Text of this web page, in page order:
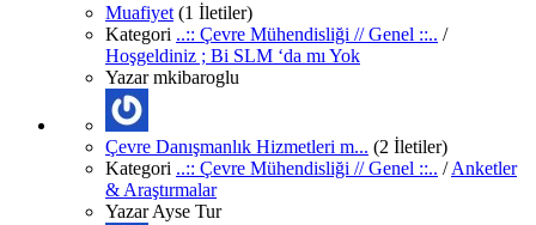
Muafiyet (1 İletiler)
Kategori ..:: Çevre Mühendisliği // Genel ::.. /
Hoşgeldiniz ; Bi SLM ‘da mı Yok
Yazarmkibaroglu
Çevre Danışmanlık Hizmetleri m... (2 İletiler)
Kategori ..:: Çevre Mühendisliği // Genel ::.. /Anketler
& Araştırmalar
YazarAyse Tur